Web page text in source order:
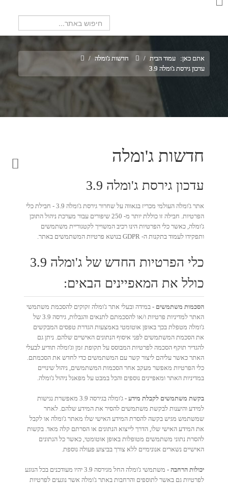
אתם כאן: עמוד הבית / חדשות ג'ומלה /
עדכון גירסת ג'ומלה 3.9
חדשות ג'ומלה
עדכון גירסת ג'ומלה 3.9
אתר ג'ומלה העולמי מכריז בגאווה על שחרור גירסת ג'ומלה 3.9 - חבילת כלי
הפרטיות. חבילה זו כוללת יותר מ- 250 שיפורים עבור מערכת ניהול התוכן
ג'ומלה, כאשר כלי הפרטיות הינו רכיב המשוייך לקטגוריית משתמשים
ותפקידו לעמוד בתקנות ה- GDPR בנושא פרטיות המשתמשים באתר.
כלי הפרטיות החדש של ג'ומלה 3.9
כולל את המאפיינים הבאים:
הסכמות משתמשים -במידה ובעלי אתר ג'ומלה זקוקים להסכמת משתמשי
האתר למדיניות פרטיות ו/או להסכמתם לתנאים והגבלות, גירסה 3.9 של
ג'ומלה מטפלת בכך באופן אוטומטי באמצעות הגדרת טפסים המבקשים
את הסכמת המשתמשים לפני איסוף הנתונים האישיים שלהם. ניתן גם
להגדיר תוקף הסכמה לפרטיות המבוסס על תקופת זמן וג'ומלה תודיע לבעלי
האתר כאשר עליהם ליצור קשר עם המשתמשים כדי לחדש את הסכמתם.
כלי הפרטיות מאפשר מעקב אחר הסכמות המשתמשים, ניהול שינויים
במדיניות האתר ומאפיינים נוספים והכל במבט על מפאנל ניהול ג'ומלה.
בקשת משתמשים לקבלת מידע -
ג'ומלה בגירסה 3.9 מאפשרת נגישות
למידע והיענות לבקשת משתמשים להסיר את המידע שלהם. לאחר
שמשתמש מגיש בקשה להסרת המידע האישי שלו מאתר ג'ומלה או לקבל
את המידע האישי שלו, הדרך לייצוא הנתונים או הסרתם קלה מאד. בקשות
להסרת נתוני משתמשים מטופלות באופן אוטומטי, כאשר כל הנתונים
האישיים נשארים אנונימיים ללא צורך בביצוע פעולה נוספת.
יכולות הרחבה -
משתמשי ג'ומלה החל מגירסה 3.9 יהיו מעודכנים בכל הנוגע
לפרטיות גם באשר לתוספים והרחבות באתר ג'ומלה אשר נוגעים לפרטיות